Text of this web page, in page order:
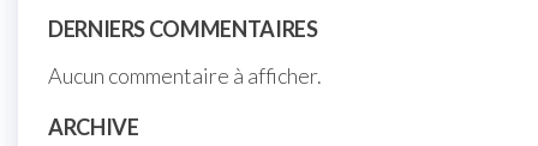
DERNIERS COMMENTAIRES
Aucun commentaire à afficher.
ARCHIVE